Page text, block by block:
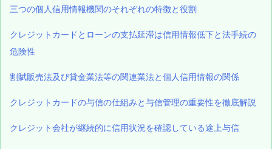
三つの個人信用情報機関のそれぞれの特徴と役割
クレジットカードとローンの支払延滞は信用情報低下と法手続の
危険性
割賦販売法及び貸金業法等の関連業法と個人信用情報の関係
クレジットカードの与信の仕組みと与信管理の重要性を徹底解説
クレジット会社が継続的に信用状況を確認している途上与信